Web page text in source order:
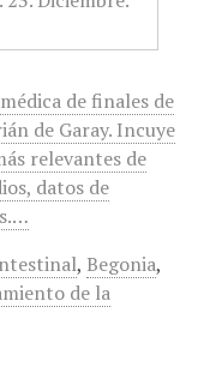
de finales de
de Garay. Incuye
relevantes de
datos de
, Begonia,
de la